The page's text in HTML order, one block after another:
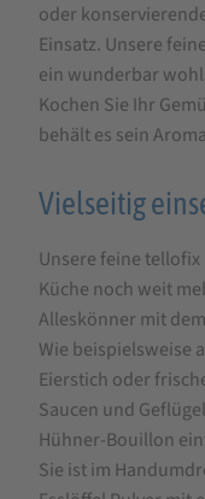
oder
Einsatz. Unsere
ein wunderbar
Kochen Sie Ihr
behält es sein
Vielseitig
Unsere feine
Küche noch weit
Alleskönner mit
Wie beispielsweise
Eierstich oder
Saucen und
Hühner-Bouillon
Sie ist im